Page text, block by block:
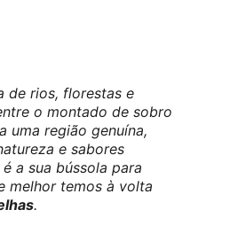
de rios, florestas e
o montado de sobro
uma região genuína,
e sabores
a sua bússola para
melhor temos à volta
.